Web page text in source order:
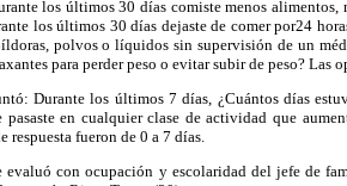
los últimos 30 días comiste menos alimentos,
los últimos 30 días dejaste de comer por24
polvos o líquidos sin supervisión de un
para perder peso o evitar subir de peso? Las
Durante los últimos 7 días, ¿Cuántos días
en cualquier clase de actividad que
respuesta fueron de 0 a 7 días.
evaluó con ocupación y escolaridad del jefe de